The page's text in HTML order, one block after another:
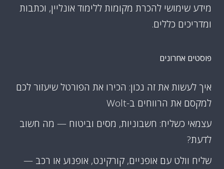
מידע שימושי להכרת מקומות ללימוד אונליין, וכתבות
ומדריכים כללים.
פוסטים אחרונים
איך לעשות את זה נכון: הכירו את הפורטל שיעזור לכם
למקסם את הרווחים ב-Wolt
עצמאי כשליח: חשבוניות, מסים וביטוח — מה חשוב
לדעת?
שליח וולט עם אופניים, קורקינט, אופנוע או רכב —